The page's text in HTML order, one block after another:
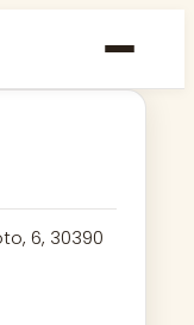
6, 30390